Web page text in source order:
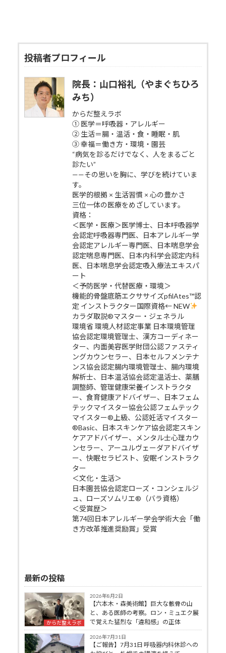
投稿者プロフィール
院長：山口裕礼（やまぐちひろ
みち）
からだ整えラボ
① 医学＝呼吸器・アレルギー
② 生活＝腸・温活・食・睡眠・肌
③ 幸福＝働き方・環境・園芸
“病気を診るだけでなく、人をまるごと
診たい”
——その思いを胸に、学びを続けていま
す。
医学的根拠 × 生活習慣 × 心の豊かさ
三位一体の医療をめざしています。
資格：
＜医学・医療＞医学博士、日本呼吸器学
会認定呼吸器専門医、日本アレルギー学
会認定アレルギー専門医、日本喘息学会
認定喘息専門医、日本内科学会認定内科
医、日本喘息学会認定吸入療法エキスパ
ート
＜予防医学・代替医療・環境＞
機能的骨盤底筋エクササイズpfilAtes™認
定 インストラクター国際資格← NEW
カラダ取説®マスター・ジェネラル
環境省 環境人材認定事業 日本環境管理
協会認定環境管理士、漢方コーディネー
ター、内面美容医学財団公認ファスティ
ングカウンセラー、日本セルフメンテナ
ンス協会認定腸内環境管理士、腸内環境
解析士、日本温活協会認定温活士、薬膳
調整師、管理健康栄養インストラクタ
ー、食育健康アドバイザー、日本フェム
テックマイスター協会公認フェムテック
マイスター®上級、公認妊活マイスター
®Basic、日本スキンケア協会認定スキン
ケアアドバイザー、メンタル士心理カウ
ンセラー、アーユルヴェーダアドバイザ
ー、快眠セラピスト、安眠インストラク
ター
＜文化・生活＞
日本園芸協会認定ローズ・コンシェルジ
ュ、ローズソムリエ®（バラ資格）
＜受賞歴＞
第74回日本アレルギー学会学術大会「働
き方改革推進奨励賞」受賞
最新の投稿
からだ整えラボ
2026年8月2日
【六本木・森美術館】巨大な骸骨の山
と、ある医師の考察。ロン・ミュエク展
で覚えた猛烈な「違和感」の正体
2026年7月31日
【ご報告】7月31日 呼吸器内科休診への